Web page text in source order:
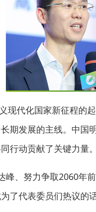
现代化国家新征程的
期发展的主线。中国
行动贡献了关键力量。
、努力争取2060年
了代表委员们热议的话